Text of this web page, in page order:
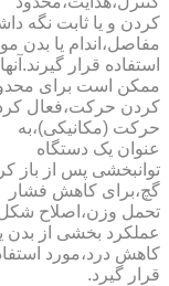
کردن و یا ثابت نگه
مفاصل،اندام یا بدن
استفاده قرار گیرند.آنها
ممکن است برای
کردن حرکت،فعال
حرکت (مکانیکی)،به
عنوان یک دستگاه
توانبخشی پس از باز
گچ،برای کاهش فشار
تحمل وزن،اصلاح شکل
عملکرد بخشی از بدن
کاهش درد،مورد
قرار گیرد.